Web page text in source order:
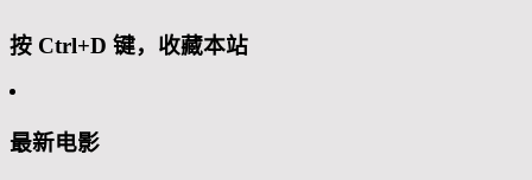
按 Ctrl+D 键，收藏本站
最新电影